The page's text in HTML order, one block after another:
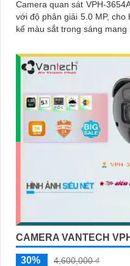
Camera quan sát VPH-
với độ phân giải 5.0 MP, cho
kế màu sắt trong sáng
CAMERA VANTECH
30%
4,600,000 ₫